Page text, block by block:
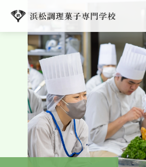
学校紹介
学科紹介
キャンパスライフ
就職